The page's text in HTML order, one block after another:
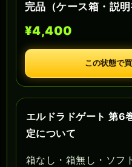
完品（ケース箱・説明
¥4,400
この状態で
エルドラドゲート 第6
定について
箱なし・箱無し・ソフ